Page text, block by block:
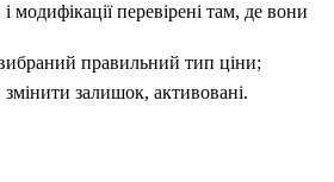
і модифікації перевірені там, де вони
правильний тип ціни;
залишок, активовані.